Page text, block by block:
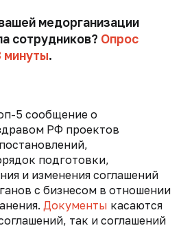
медорганизации
сотрудников? Опрос
минуты.
5 сообщение о
РФ проектов
подготовки,
и изменения соглашений
с бизнесом в отношении
Документы касаются
так и соглашений